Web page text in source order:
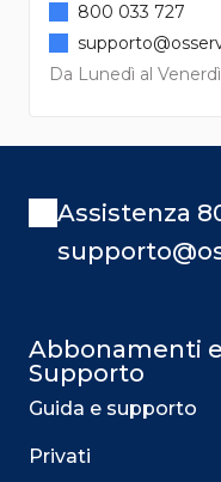
Da Lunedì al
800 033 727
Assistenza
Abbonamenti e
Supporto
Guida e supporto
Privati